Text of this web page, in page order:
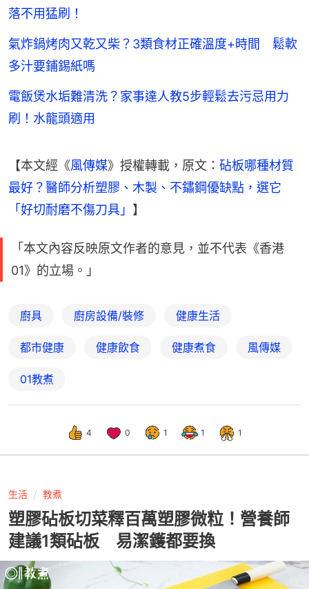
落不用猛刷！
氣炸鍋烤肉又乾又柴？3類食材正確溫度+時間 鬆軟
多汁要鋪錫紙嗎
電飯煲水垢難清洗？家事達人教5步輕鬆去污忌用力
刷！水龍頭適用
【本文經《風傳媒》授權轉載，原文： 砧板哪種材質
最好？醫師分析塑膠、木製、不鏽鋼優缺點，選它
「好切耐磨不傷刀具」 】
「本文內容反映原文作者的意見，並不代表《香港
01》的立場。」
廚具 廚房設備/裝修 健康生活
都市健康 健康飲食 健康煮食 風傳媒
01教煮
4 0 1 1 1
生活 教煮
塑膠砧板切菜釋百萬塑膠微粒！營養師
建議1類砧板 易潔鑊都要換